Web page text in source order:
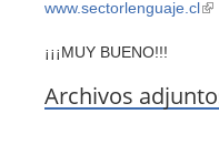
www.sectorlenguaje.cl(link
¡¡¡MUY BUENO!!!
Archivos